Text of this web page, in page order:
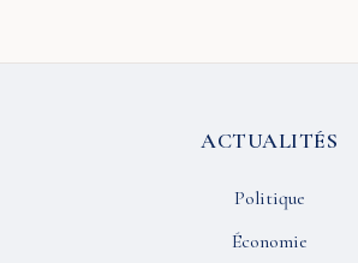
ACTUALITÉS
Politique
Économie